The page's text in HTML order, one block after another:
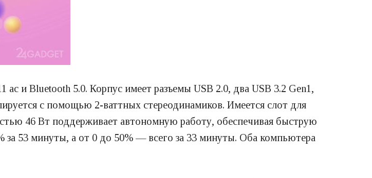
ac и Bluetooth 5.0. Корпус имеет разъемы USB 2.0, два USB 3.2 Gen1,
с помощью 2-ваттных стереодинамиков. Имеется слот для
46 Вт поддерживает автономную работу, обеспечивая быструю
53 минуты, а от 0 до 50% — всего за 33 минуты. Оба компьютера